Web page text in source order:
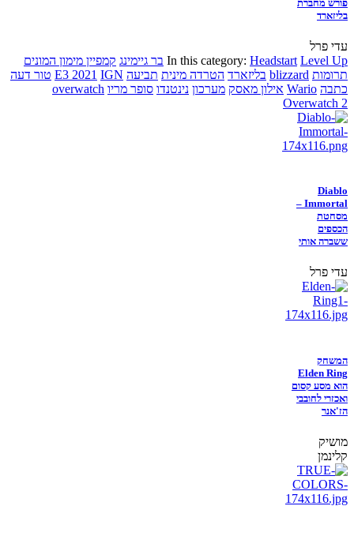
פורש מחברת
בליזארד
עדי פרל
In this category: Headstart Level Up בר גיימינג קמפיין מימון המונים
תרומות blizzard בליזארד הטרדה מינית תביעה E3 2021 IGN
טור דעה
כתבה Wario אילון מאסק מערכון נינטנדו סופר מריו overwatch
Overwatch 2
Diablo
Immortal –
מסחטת
הכספים
ששברה אותי
עדי פרל
המשחק
Elden Ring
הוא מסע קסום
ואכזרי לחובבי
הז'אנר
מושיק
קלינמן